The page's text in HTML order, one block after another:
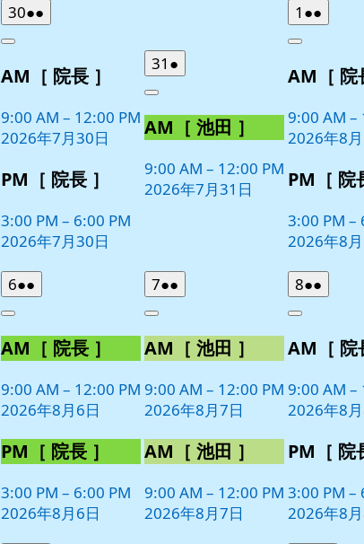
302026
年
月
日
●●
件
イ
ン
ト)
Close
AM［ 院長 ］
9:00 AM – 12:00 PM
2026年7月30日
PM［ 院長 ］
3:00 PM – 6:00 PM
2026年7月30日
31 2026
年
月
31
日
●
件
イ
ン
ト)
Close
AM［ 池田 ］
9:00 AM – 12:00 PM
2026年7月31日
1 2026
年
月
日
●●
件
イ
ン
ト)
Close
AM［ 院
9:00 AM –
2026年8
PM［ 院
3:00 PM –
2026年8
62026
年
月
6
日
●●
件
イ
ン
ト)
Close
AM［ 院長 ］
9:00 AM – 12:00 PM
2026年8月6日
PM［ 院長 ］
3:00 PM – 6:00 PM
2026年8月6日
72026
年
月
7
日
●●
件
イ
ン
ト)
Close
AM［ 池田 ］
9:00 AM – 12:00 PM
2026年8月7日
AM［ 池田 ］
9:00 AM – 12:00 PM
2026年8月7日
82026
年
月
日
●●
件
イ
ン
ト)
Close
AM［ 院
9:00 AM –
2026年8
PM［ 院
3:00 PM –
2026年8